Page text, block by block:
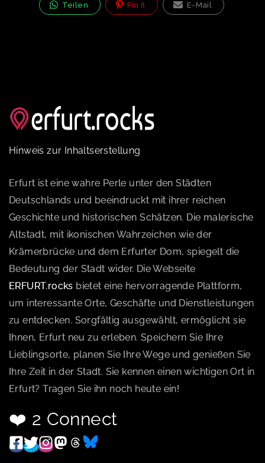
Teilen Pin It E-Mail
Hinweis zur Inhaltserstellung
Erfurt ist eine wahre Perle unter den Städten
Deutschlands und beeindruckt mit ihrer reichen
Geschichte und historischen Schätzen. Die malerische
Altstadt, mit ikonischen Wahrzeichen wie der
Krämerbrücke und dem Erfurter Dom, spiegelt die
Bedeutung der Stadt wider. Die Webseite
ERFURT.rocks bietet eine hervorragende Plattform,
um interessante Orte, Geschäfte und Dienstleistungen
zu entdecken. Sorgfältig ausgewählt, ermöglicht sie
Ihnen, Erfurt neu zu erleben. Speichern Sie Ihre
Lieblingsorte, planen Sie Ihre Wege und genießen Sie
Ihre Zeit in der Stadt. Sie kennen einen wichtigen Ort in
Erfurt? Tragen Sie ihn noch heute ein!
❤️ 2 Connect